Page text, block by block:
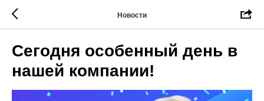
Новости
Сегодня особенный день в
нашей компании!